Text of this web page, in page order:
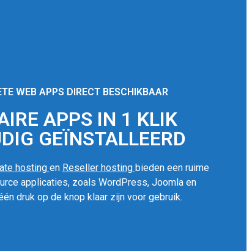
WEB APPS DIRECT BESCHIKBAAR
APPS IN 1 KLIK
GEÏNSTALLEERD
hosting en Reseller hosting bieden een ruime
applicaties, zoals WordPress, Joomla en
druk op de knop klaar zijn voor gebruik.